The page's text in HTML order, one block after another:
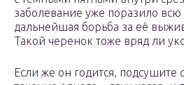
заболевание уже поразило всю
дальнейшая борьба за её
Такой черенок тоже вряд ли
Если же он годится, подсушите